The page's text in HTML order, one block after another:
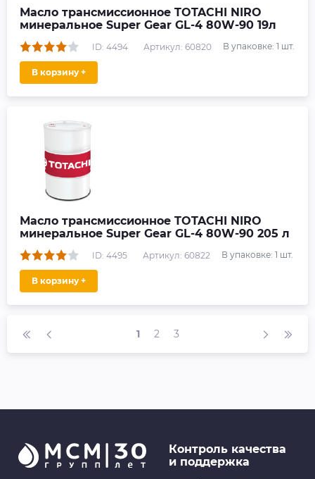
Масло трансмиссионное TOTACHI NIRO
минеральное Super Gear GL-4 80W-90 19л
ID: 4494 Артикул: 60820 В упаковке: 1 шт.
В корзину +
Масло трансмиссионное TOTACHI NIRO
минеральное Super Gear GL-4 80W-90 205 л
ID: 4495 Артикул: 60822 В упаковке: 1 шт.
В корзину +
1 2 3
Контроль качества
и поддержка